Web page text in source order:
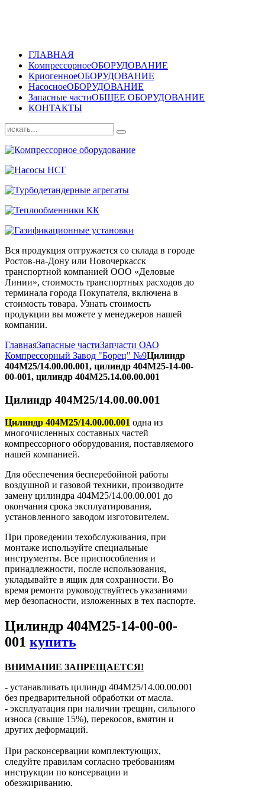
ГЛАВНАЯ
КомпрессорноеОБОРУДОВАНИЕ
КриогенноеОБОРУДОВАНИЕ
НасосноеОБОРУДОВАНИЕ
Запасные частиОБЩЕЕ ОБОРУДОВАНИЕ
КОНТАКТЫ
Вся продукция отгружается со склада в городе
Ростов-на-Дону или Новочеркасск
транспортной компанией ООО «Деловые
Линии», стоимость транспортных расходов до
терминала города Покупателя, включена в
стоимость товара. Узнать стоимость
продукции вы можете у менеджеров нашей
компании.
ГлавнаяЗапасные частиЗапчасти ОАО
Компрессорный Завод "Борец" №9Цилиндр
404М25/14.00.00.001, цилиндр 404М25-14-00-
00-001, цилиндр 404М25.14.00.00.001
Цилиндр 404М25/14.00.00.001
Цилиндр 404М25/14.00.00.001 одна из
многочисленных составных частей
компрессорного оборудования, поставляемого
нашей компанией.
Для обеспечения бесперебойной работы
воздушной и газовой техники, производите
замену цилиндра 404М25/14.00.00.001 до
окончания срока эксплуатирования,
установленного заводом изготовителем.
При проведении техобслуживания, при
монтаже используйте специальные
инструменты. Все приспособления и
принадлежности, после использования,
укладывайте в ящик для сохранности. Во
время ремонта руководствуйтесь указаниями
мер безопасности, изложенных в тех паспорте.
Цилиндр 404М25-14-00-00-
001 купить
ВНИМАНИЕ ЗАПРЕЩАЕТСЯ!
- устанавливать цилиндр 404М25/14.00.00.001
без предварительной обработки от масла.
- эксплуатация при наличии трещин, сильного
износа (свыше 15%), перекосов, вмятин и
других деформаций.
При расконсервации комплектующих,
следуйте правилам согласно требованиям
инструкции по консервации и
обезжириванию.